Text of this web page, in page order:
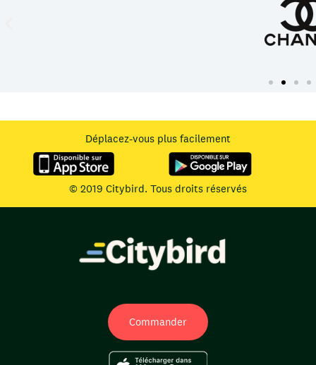
Déplacez-vous plus facilement
© 2019 Citybird. Tous droits réservés
Commander